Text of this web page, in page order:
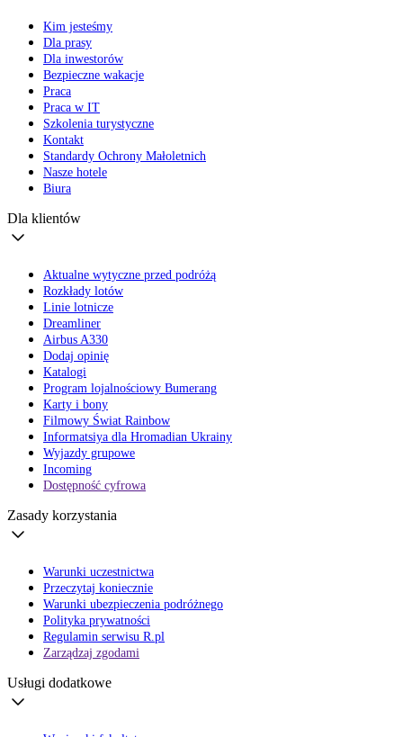
Kim jesteśmy
Dla prasy
Dla inwestorów
Bezpieczne wakacje
Praca
Praca w IT
Szkolenia turystyczne
Kontakt
Standardy Ochrony Małoletnich
Nasze hotele
Biura
Dla klientów
Aktualne wytyczne przed podróżą
Rozkłady lotów
Linie lotnicze
Dreamliner
Airbus A330
Dodaj opinię
Katalogi
Program lojalnościowy Bumerang
Karty i bony
Filmowy Świat Rainbow
Informatsiya dla Hromadian Ukrainy
Wyjazdy grupowe
Incoming
Dostępność cyfrowa
Zasady korzystania
Warunki uczestnictwa
Przeczytaj koniecznie
Warunki ubezpieczenia podróżnego
Polityka prywatności
Regulamin serwisu R.pl
Zarządzaj zgodami
Usługi dodatkowe